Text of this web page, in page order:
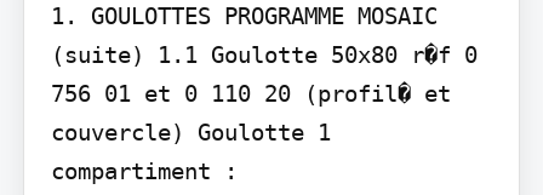
1. GOULOTTES PROGRAMME MOSAIC
(suite) 1.1 Goulotte 50x80 r�f 0
756 01 et 0 110 20 (profil� et
couvercle) Goulotte 1
compartiment :